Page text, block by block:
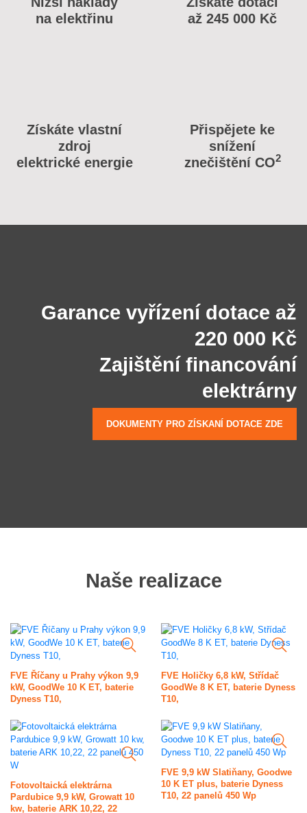
na elektřinu
až 245 000 Kč
Získáte vlastní
zdroj
elektrické energie
Přispějete ke
snížení
znečištění CO2
Garance vyřízení dotace až
220 000 Kč
Zajištění financování
elektrárny
DOKUMENTY PRO ZÍSKANÍ DOTACE ZDE
Naše realizace
FVE Říčany u Prahy výkon 9,9
kW, GoodWe 10 K ET, baterie
Dyness T10,
FVE Holičky 6,8 kW, Střídač
GoodWe 8 K ET, baterie Dyness
T10,
Fotovoltaická elektrárna
Pardubice 9,9 kW, Growatt 10
kw, baterie ARK 10,22, 22
FVE 9,9 kW Slatiňany, Goodwe
10 K ET plus, baterie Dyness
T10, 22 panelů 450 Wp